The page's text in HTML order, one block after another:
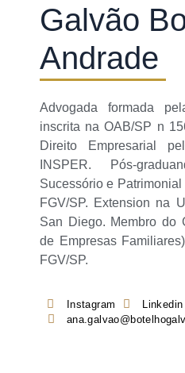
Galvão
Andrade
Advogada formada
inscrita na OAB/SP n
Direito Empresarial
INSPER. Pós-
Sucessório e
FGV/SP. Extension na
San Diego. Membro do
de Empresas
FGV/SP.
Instagram Linkedin